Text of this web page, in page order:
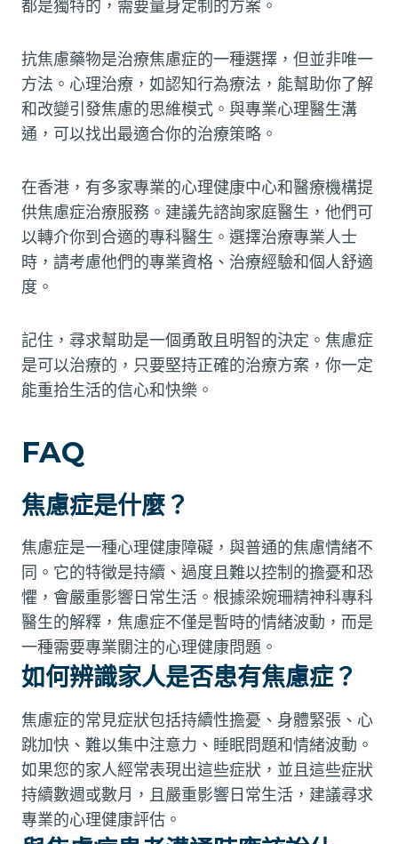
都是獨特的，需要量身定制的方案。
抗焦慮藥物是治療焦慮症的一種選擇，但並非唯一
方法。心理治療，如認知行為療法，能幫助你了解
和改變引發焦慮的思維模式。與專業心理醫生溝
通，可以找出最適合你的治療策略。
在香港，有多家專業的心理健康中心和醫療機構提
供焦慮症治療服務。建議先諮詢家庭醫生，他們可
以轉介你到合適的專科醫生。選擇治療專業人士
時，請考慮他們的專業資格、治療經驗和個人舒適
度。
記住，尋求幫助是一個勇敢且明智的決定。焦慮症
是可以治療的，只要堅持正確的治療方案，你一定
能重拾生活的信心和快樂。
FAQ
焦慮症是什麼？
焦慮症是一種心理健康障礙，與普通的焦慮情緒不
同。它的特徵是持續、過度且難以控制的擔憂和恐
懼，會嚴重影響日常生活。根據梁婉珊精神科專科
醫生的解釋，焦慮症不僅是暫時的情緒波動，而是
一種需要專業關注的心理健康問題。
如何辨識家人是否患有焦慮症？
焦慮症的常見症狀包括持續性擔憂、身體緊張、心
跳加快、難以集中注意力、睡眠問題和情緒波動。
如果您的家人經常表現出這些症狀，並且這些症狀
持續數週或數月，且嚴重影響日常生活，建議尋求
專業的心理健康評估。